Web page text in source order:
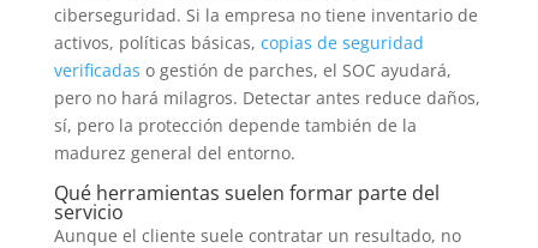
ciberseguridad. Si la empresa no tiene inventario de
activos, políticas básicas, copias de seguridad
verificadas o gestión de parches, el SOC ayudará,
pero no hará milagros. Detectar antes reduce daños,
sí, pero la protección depende también de la
madurez general del entorno.
Qué herramientas suelen formar parte del
servicio
Aunque el cliente suele contratar un resultado, no